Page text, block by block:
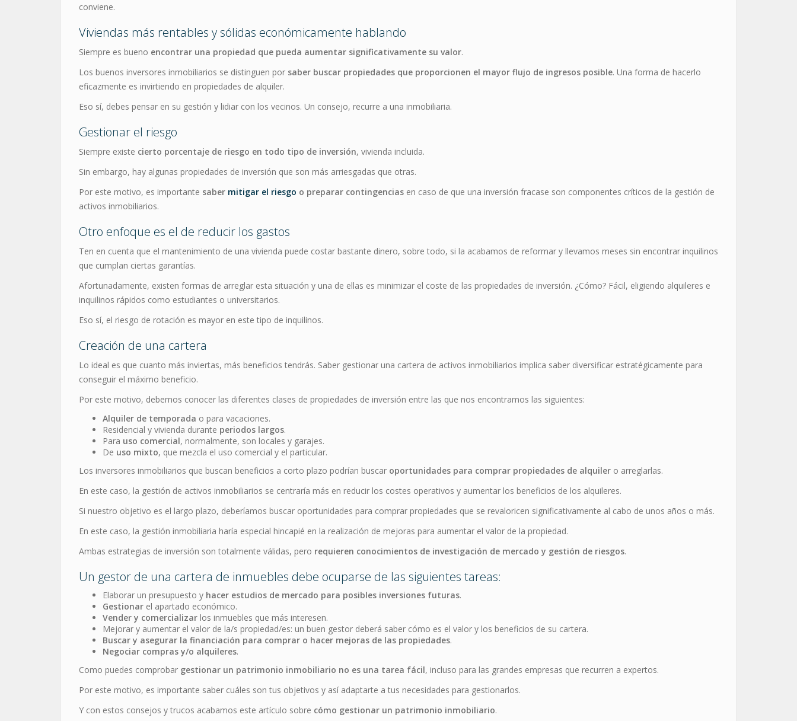
conviene.
Viviendas más rentables y sólidas económicamente hablando
Siempre es bueno encontrar una propiedad que pueda aumentar significativamente su valor.
Los buenos inversores inmobiliarios se distinguen por saber buscar propiedades que proporcionen el mayor flujo de ingresos posible. Una forma de hacerlo
eficazmente es invirtiendo en propiedades de alquiler.
Eso sí, debes pensar en su gestión y lidiar con los vecinos. Un consejo, recurre a una inmobiliaria.
Gestionar el riesgo
Siempre existe cierto porcentaje de riesgo en todo tipo de inversión, vivienda incluida.
Sin embargo, hay algunas propiedades de inversión que son más arriesgadas que otras.
Por este motivo, es importante saber mitigar el riesgo o preparar contingencias en caso de que una inversión fracase son componentes críticos de la gestión de
activos inmobiliarios.
Otro enfoque es el de reducir los gastos
Ten en cuenta que el mantenimiento de una vivienda puede costar bastante dinero, sobre todo, si la acabamos de reformar y llevamos meses sin encontrar inquilinos
que cumplan ciertas garantías.
Afortunadamente, existen formas de arreglar esta situación y una de ellas es minimizar el coste de las propiedades de inversión. ¿Cómo? Fácil, eligiendo alquileres e
inquilinos rápidos como estudiantes o universitarios.
Eso sí, el riesgo de rotación es mayor en este tipo de inquilinos.
Creación de una cartera
Lo ideal es que cuanto más inviertas, más beneficios tendrás. Saber gestionar una cartera de activos inmobiliarios implica saber diversificar estratégicamente para
conseguir el máximo beneficio.
Por este motivo, debemos conocer las diferentes clases de propiedades de inversión entre las que nos encontramos las siguientes:
Alquiler de temporada o para vacaciones.
Residencial y vivienda durante periodos largos.
Para uso comercial, normalmente, son locales y garajes.
De uso mixto, que mezcla el uso comercial y el particular.
Los inversores inmobiliarios que buscan beneficios a corto plazo podrían buscar oportunidades para comprar propiedades de alquiler o arreglarlas.
En este caso, la gestión de activos inmobiliarios se centraría más en reducir los costes operativos y aumentar los beneficios de los alquileres.
Si nuestro objetivo es el largo plazo, deberíamos buscar oportunidades para comprar propiedades que se revaloricen significativamente al cabo de unos años o más.
En este caso, la gestión inmobiliaria haría especial hincapié en la realización de mejoras para aumentar el valor de la propiedad.
Ambas estrategias de inversión son totalmente válidas, pero requieren conocimientos de investigación de mercado y gestión de riesgos.
Un gestor de una cartera de inmuebles debe ocuparse de las siguientes tareas:
Elaborar un presupuesto y hacer estudios de mercado para posibles inversiones futuras.
Gestionar el apartado económico.
Vender y comercializar los inmuebles que más interesen.
Mejorar y aumentar el valor de la/s propiedad/es: un buen gestor deberá saber cómo es el valor y los beneficios de su cartera.
Buscar y asegurar la financiación para comprar o hacer mejoras de las propiedades.
Negociar compras y/o alquileres.
Como puedes comprobar gestionar un patrimonio inmobiliario no es una tarea fácil, incluso para las grandes empresas que recurren a expertos.
Por este motivo, es importante saber cuáles son tus objetivos y así adaptarte a tus necesidades para gestionarlos.
Y con estos consejos y trucos acabamos este artículo sobre cómo gestionar un patrimonio inmobiliario.